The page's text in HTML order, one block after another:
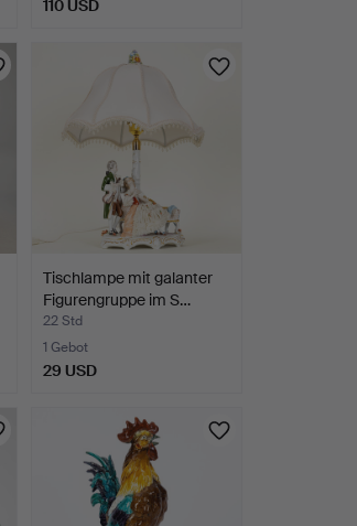
110 USD
Tischlampe mit galanter
Figurengruppe im S…
22 Std
1 Gebot
29 USD